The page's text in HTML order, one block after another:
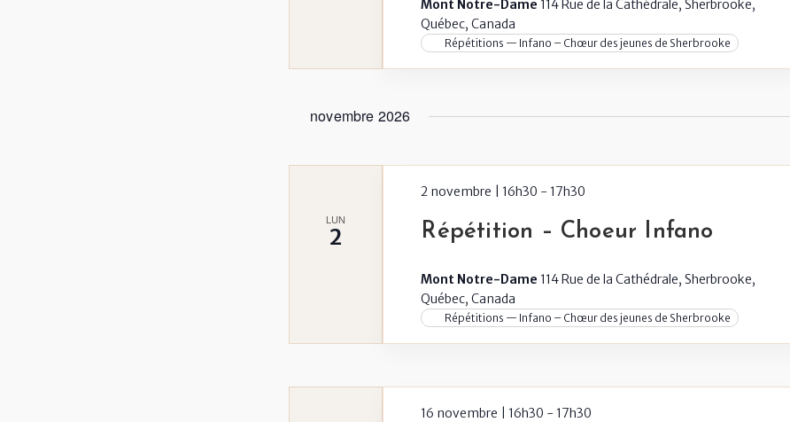
Mont Notre-Dame 114 Rue de la Cathédrale, Sherbrooke,
Québec, Canada
Répétitions — Infano – Chœur des jeunes de Sherbrooke
novembre 2026
LUN
2 Répétition – Choeur Infano
2 novembre | 16h30 - 17h30
Mont Notre-Dame 114 Rue de la Cathédrale, Sherbrooke,
Québec, Canada
Répétitions — Infano – Chœur des jeunes de Sherbrooke
16 novembre | 16h30 - 17h30